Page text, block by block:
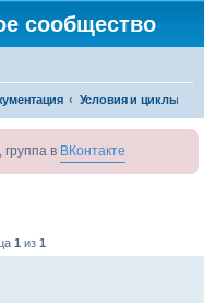
сообщество
Условия и циклы
группа в ВКонтакте
1 из 1